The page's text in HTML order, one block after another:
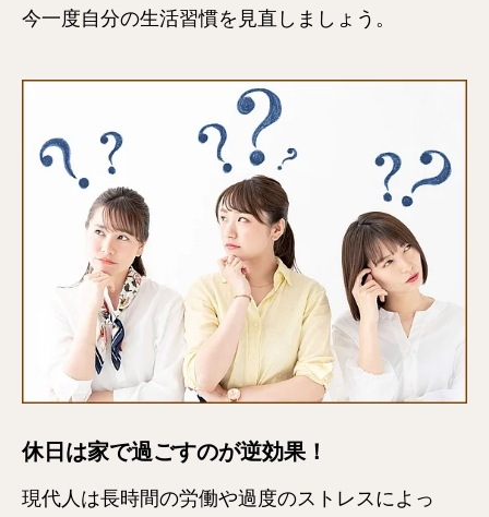
今一度自分の生活習慣を見直しましょう。
休日は家で過ごすのが逆効果！
現代人は長時間の労働や過度のストレスによっ